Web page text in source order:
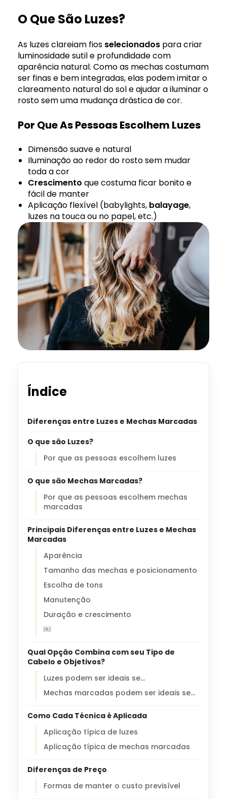
O Que São Luzes?
As luzes clareiam fios selecionados para criar
luminosidade sutil e profundidade com
aparência natural. Como as mechas costumam
ser finas e bem integradas, elas podem imitar o
clareamento natural do sol e ajudar a iluminar o
rosto sem uma mudança drástica de cor.
Por Que As Pessoas Escolhem Luzes
Dimensão suave e natural
Iluminação ao redor do rosto sem mudar
toda a cor
Crescimento que costuma ficar bonito e
fácil de manter
Aplicação flexível (babylights, balayage,
luzes na touca ou no papel, etc.)
Índice
Diferenças entre Luzes e Mechas Marcadas
O que são Luzes?
Por que as pessoas escolhem luzes
O que são Mechas Marcadas?
Por que as pessoas escolhem mechas
marcadas
Principais Diferenças entre Luzes e Mechas
Marcadas
Aparência
Tamanho das mechas e posicionamento
Escolha de tons
Manutenção
Duração e crescimento
￼
Qual Opção Combina com seu Tipo de
Cabelo e Objetivos?
Luzes podem ser ideais se…
Mechas marcadas podem ser ideais se…
Como Cada Técnica é Aplicada
Aplicação típica de luzes
Aplicação típica de mechas marcadas
Diferenças de Preço
Formas de manter o custo previsível